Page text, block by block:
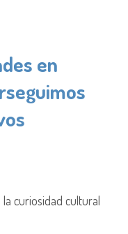
en
curiosidad cultural